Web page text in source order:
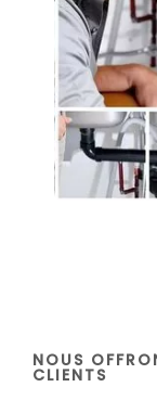
NOUS
CLIENTS